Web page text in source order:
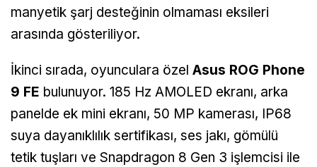
manyetik şarj desteğinin olmaması eksileri
arasında gösteriliyor.
İkinci sırada, oyunculara özel Asus ROG Phone
9 FE bulunuyor. 185 Hz AMOLED ekranı, arka
panelde ek mini ekranı, 50 MP kamerası, IP68
suya dayanıklılık sertifikası, ses jakı, gömülü
tetik tuşları ve Snapdragon 8 Gen 3 işlemcisi ile